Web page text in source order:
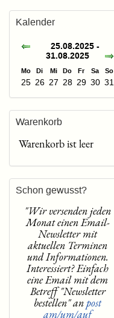
Kalender
25.08.2025 -
31.08.2025
Mo Di Mi Do Fr Sa So
25 26 27 28 29 30 31
Warenkorb
Warenkorb ist leer
Schon gewusst?
"Wir versenden jeden
Monat einen Email-
Newsletter mit
aktuellen Terminen
und Informationen.
Interessiert? Einfach
eine Email mit dem
Betreff "Newsletter
bestellen" anpost
am/um/auf